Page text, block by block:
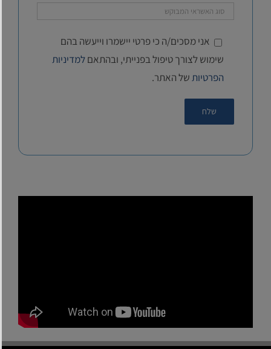
אני מסכים/ה כי פרטי יישמרו וייעשה בהם
שימוש לצורך טיפול בפנייתי, ובהתאםלמדיניות
הפרטיותשל האתר.